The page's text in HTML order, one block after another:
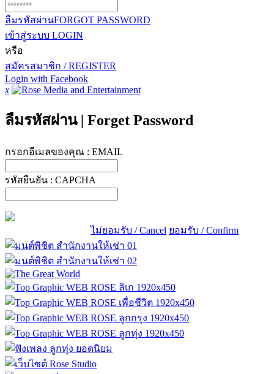
ลืมรหัสผ่านFORGOT PASSWORD
เข้าสู่ระบบ LOGIN
หรือ
สมัครสมาชิก / REGISTER
Login with Facebook
x
ลืมรหัสผ่าน | Forget Password
กรอกอีเมลของคุณ : EMAIL
รหัสยืนยัน : CAPCHA
ไม่ยอมรับ / Cancel ยอมรับ / Confirm